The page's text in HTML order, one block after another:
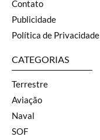
Contato
Publicidade
Política de Privacidade
CATEGORIAS
Terrestre
Aviação
Naval
SOF